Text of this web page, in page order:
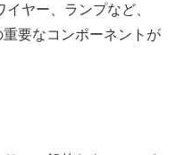
ヤー、ランプなど、
要なコンポーネントが